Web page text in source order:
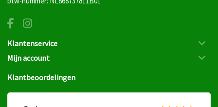
Klantenservice
Mijn account
Klantbeoordelingen